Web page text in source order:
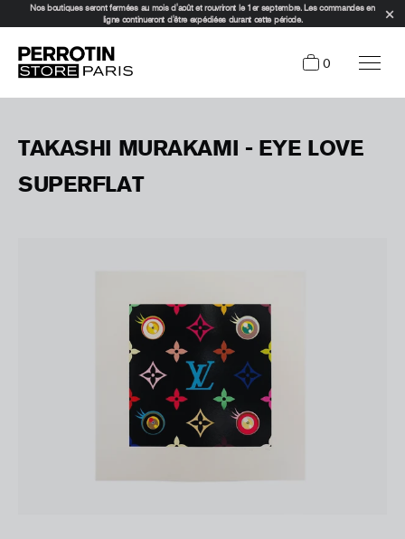
Nos boutiques seront fermées au mois d'août et rouvriront le 1er septembre. Les commandes en
ligne continueront d'être expédiées durant cette période.
0
TAKASHI MURAKAMI - EYE LOVE
SUPERFLAT